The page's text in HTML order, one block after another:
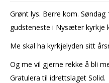
SOKNERÅDA
INFORMASJON
GI EI GÅVE
Grønt lys. Berre kom.
gudsteneste i Nysæter kyrkje
Me skal ha kyrkjelyden sitt
Og me vil gjerne rekke å bli
Gratulera til idrettslaget Solid.